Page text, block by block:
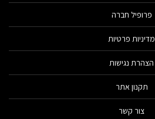
פרופיל חברה
מדיניות פרטיות
הצהרת נגישות
תקנון אתר
צור קשר